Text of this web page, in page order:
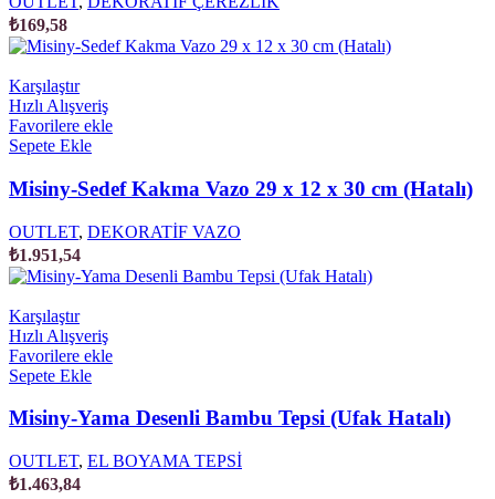
₺169,58
Karşılaştır
Hızlı Alışveriş
Favorilere ekle
Sepete Ekle
Misiny-Sedef Kakma Vazo 29 x 12 x 30 cm (Hatalı)
OUTLET, DEKORATİF VAZO
₺1.951,54
Karşılaştır
Hızlı Alışveriş
Favorilere ekle
Sepete Ekle
Misiny-Yama Desenli Bambu Tepsi (Ufak Hatalı)
OUTLET, EL BOYAMA TEPSİ
₺1.463,84